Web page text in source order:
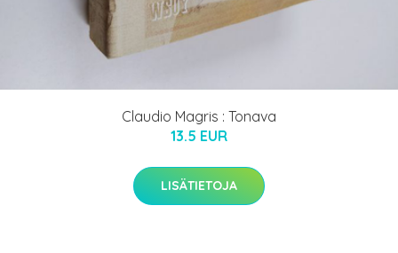
Claudio Magris : Tonava
13.5 EUR
LISÄTIETOJA